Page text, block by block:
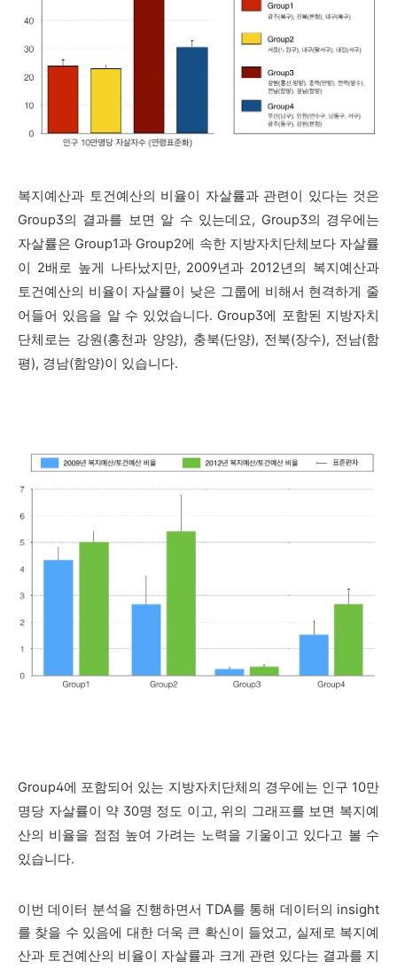
복지예산과 토건예산의 비율이 자살률과 관련이 있다는 것은
Group3의 결과를 보면 알 수 있는데요, Group3의 경우에는
자살률은 Group1과 Group2에 속한 지방자치단체보다 자살률
이 2배로 높게 나타났지만, 2009년과 2012년의 복지예산과
토건예산의 비율이 자살률이 낮은 그룹에 비해서 현격하게 줄
어들어 있음을 알 수 있었습니다. Group3에 포함된 지방자치
단체로는 강원(홍천과 양양), 충북(단양), 전북(장수), 전남(함
평), 경남(함양)이 있습니다.
Group4에 포함되어 있는 지방자치단체의 경우에는 인구 10만
명당 자살률이 약 30명 정도 이고, 위의 그래프를 보면 복지예
산의 비율을 점점 높여 가려는 노력을 기울이고 있다고 볼 수
있습니다.
이번 데이터 분석을 진행하면서 TDA를 통해 데이터의 insight
를 찾을 수 있음에 대한 더욱 큰 확신이 들었고, 실제로 복지예
산과 토건예산의 비율이 자살률과 크게 관련 있다는 결과를 지